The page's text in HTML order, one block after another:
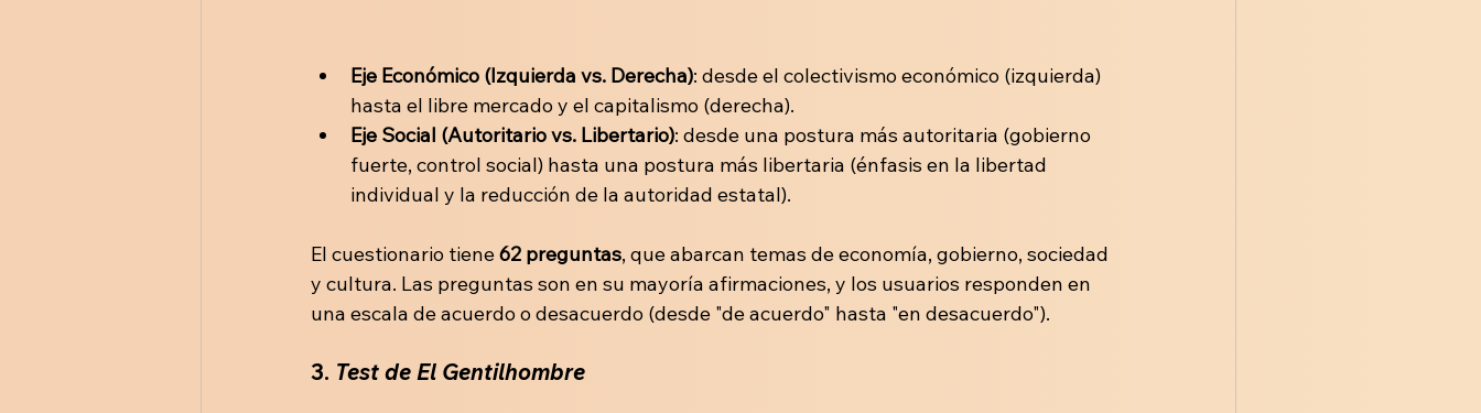
Eje Económico (Izquierda vs. Derecha): desde el colectivismo económico (izquierda)
hasta el libre mercado y el capitalismo (derecha).
Eje Social (Autoritario vs. Libertario): desde una postura más autoritaria (gobierno
fuerte, control social) hasta una postura más libertaria (énfasis en la libertad
individual y la reducción de la autoridad estatal).
El cuestionario tiene 62 preguntas, que abarcan temas de economía, gobierno, sociedad
y cultura. Las preguntas son en su mayoría afirmaciones, y los usuarios responden en
una escala de acuerdo o desacuerdo (desde "de acuerdo" hasta "en desacuerdo").
3. Test de El Gentilhombre